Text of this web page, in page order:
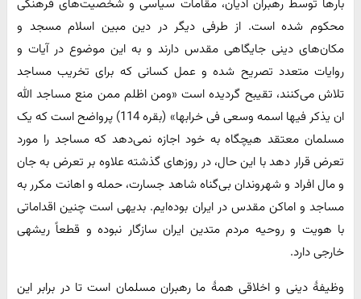
بارها توسط رهبران ادیان، مقامات سیاسی و شخصیت‌های فرهنگی
محکوم شده است. از طرفی دیگر در دین مبین اسلام مسجد و
مکان‌های دینی جایگاهی مقدس دارند و به این موضوع در آیات و
روایات متعدد تصریح شده و عمل کسانی که برای تخریب مساجد
تلاش می‌کنند، تقیبح گردیده است «ومن اظلم ممن منع مساجد الله
ان یذکر فیها اسمه وسعی فی خرابها» (بقره 114) پرواضح است که یک
مسلمان معتقد هیچگاه به خود اجازه نمی‌دهد که مساجد را مورد
تعرض قرار دهد با این‌ حال، در روزهای گذشته علاوه بر تعرض به جان
و مال افراد و شهروندان بی‌گناه شاهد جسارت، حمله و اهانت مکرر به
مساجد و اماکن مقدس در ایران بوده‌ایم. بدیهی است چنین اقداماتی
با هویت و روحیه مردم متدین ایران سازگار نبوده و قطعاً ریشه­ی
خارجی دارد.
وظیفۀ دینی و اخلاقی همۀ ما رهبران مسلمان است تا در برابر این